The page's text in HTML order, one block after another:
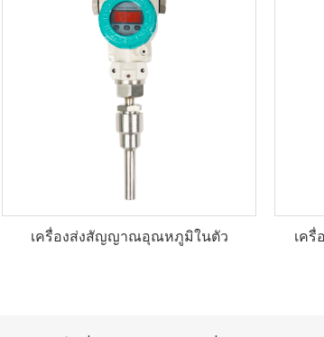
เครื่องส่งสัญญาณอุณหภูมิในตัว เค